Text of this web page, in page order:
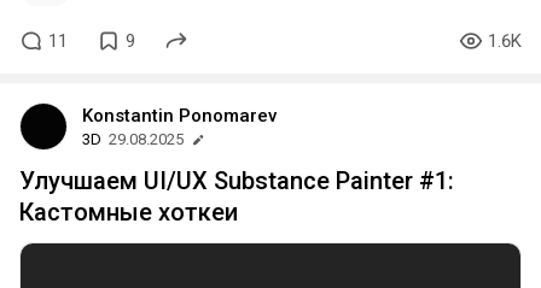
11 9 1.6K
Konstantin Ponomarev
3D 29.08.2025
Улучшаем UI/UX Substance Painter #1:
Кастомные хоткеи